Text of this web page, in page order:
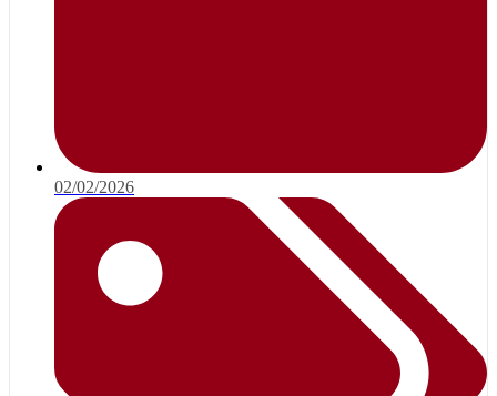
02/02/2026